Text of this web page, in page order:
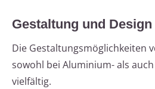
Gestaltung und Design
Die Gestaltungsmöglichkeiten
sowohl bei Aluminium- als
vielfältig.